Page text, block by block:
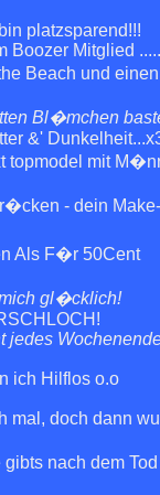
platzsparend!!!
Boozer Mitglied
Beach und einen
Bl�mchen
&'
topmodel mit
- dein
Als F�r 50Cent
gl�cklich!
jedes
ich Hilflos o.o
mal, doch dann
nach dem Tod